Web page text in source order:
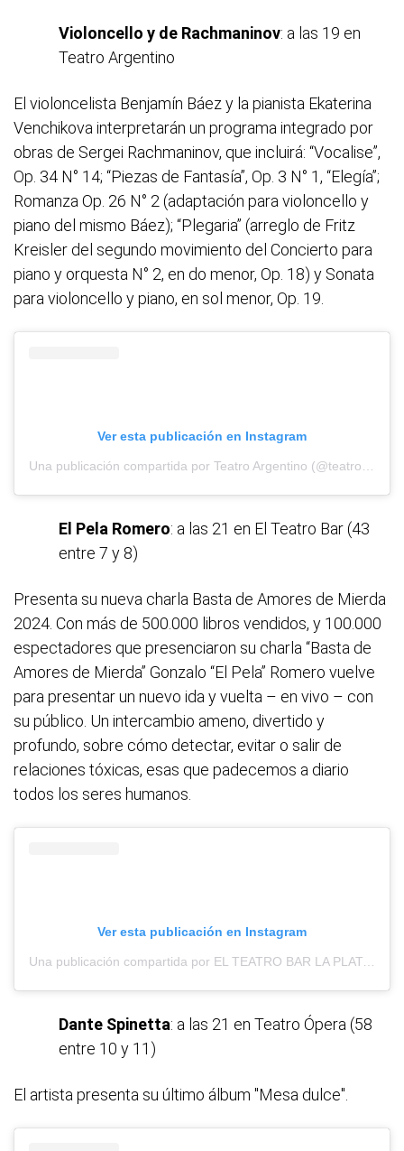
Violoncello y de Rachmaninov: a las 19 en
Teatro Argentino
El violoncelista Benjamín Báez y la pianista Ekaterina
Venchikova interpretarán un programa integrado por
obras de Sergei Rachmaninov, que incluirá: “Vocalise”,
Op. 34 N° 14; “Piezas de Fantasía”, Op. 3 N° 1, “Elegía”;
Romanza Op. 26 N° 2 (adaptación para violoncello y
piano del mismo Báez); “Plegaria” (arreglo de Fritz
Kreisler del segundo movimiento del Concierto para
piano y orquesta N° 2, en do menor, Op. 18) y Sonata
para violoncello y piano, en sol menor, Op. 19.
Ver esta publicación en Instagram
El Pela Romero: a las 21 en El Teatro Bar (43
entre 7 y 8)
Presenta su nueva charla Basta de Amores de Mierda
2024. Con más de 500.000 libros vendidos, y 100.000
espectadores que presenciaron su charla “Basta de
Amores de Mierda” Gonzalo “El Pela” Romero vuelve
para presentar un nuevo ida y vuelta – en vivo – con
su público. Un intercambio ameno, divertido y
profundo, sobre cómo detectar, evitar o salir de
relaciones tóxicas, esas que padecemos a diario
todos los seres humanos.
Ver esta publicación en Instagram
Dante Spinetta: a las 21 en Teatro Ópera (58
entre 10 y 11)
El artista presenta su último álbum "Mesa dulce".